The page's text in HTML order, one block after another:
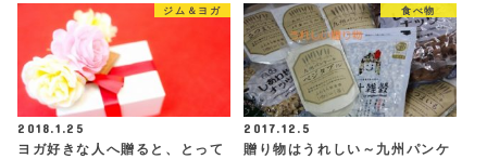
ジム＆ヨガ
2018.1.25
ヨガ好きな人へ贈ると、とって
食べ物
2017.12.5
贈り物はうれしい～九州パンケ